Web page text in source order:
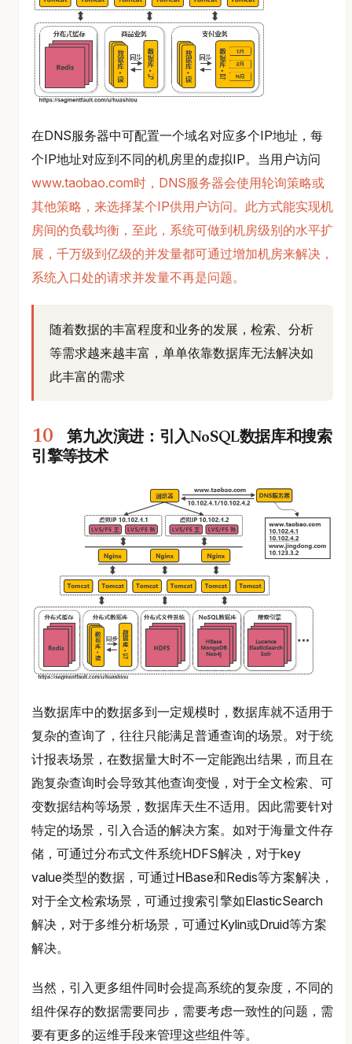
在DNS服务器中可配置一个域名对应多个IP地址，每
个IP地址对应到不同的机房里的虚拟IP。当用户访问
www.taobao.com时，DNS服务器会使用轮询策略或
其他策略，来选择某个IP供用户访问。此方式能实现机
房间的负载均衡，至此，系统可做到机房级别的水平扩
展，千万级到亿级的并发量都可通过增加机房来解决，
系统入口处的请求并发量不再是问题。
随着数据的丰富程度和业务的发展，检索、分析
等需求越来越丰富，单单依靠数据库无法解决如
此丰富的需求
第九次演进：引入NoSQL数据库和搜索
引擎等技术
当数据库中的数据多到一定规模时，数据库就不适用于
复杂的查询了，往往只能满足普通查询的场景。对于统
计报表场景，在数据量大时不一定能跑出结果，而且在
跑复杂查询时会导致其他查询变慢，对于全文检索、可
变数据结构等场景，数据库天生不适用。因此需要针对
特定的场景，引入合适的解决方案。如对于海量文件存
储，可通过分布式文件系统HDFS解决，对于key
value类型的数据，可通过HBase和Redis等方案解决，
对于全文检索场景，可通过搜索引擎如ElasticSearch
解决，对于多维分析场景，可通过Kylin或Druid等方案
解决。
当然，引入更多组件同时会提高系统的复杂度，不同的
组件保存的数据需要同步，需要考虑一致性的问题，需
要有更多的运维手段来管理这些组件等。